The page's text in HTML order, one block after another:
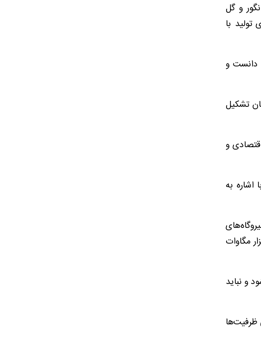
و گل
با
دانست و
را بیابان تشکیل
و
اشاره به
نیروگاه‌های
که ظرفیت پیش‌بینی‌شده تولید برق در صورت بهره‌برداری کامل حدود ۴۰ هزار مگاوات
و نباید
ظرفیت‌ها